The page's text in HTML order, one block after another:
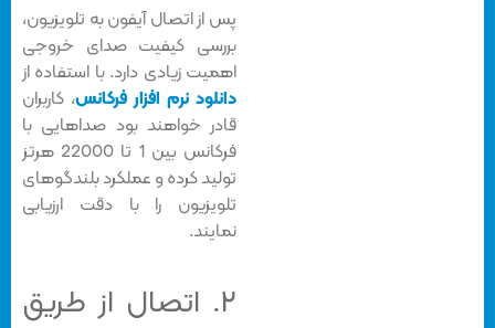
پس از اتصال آیفون به تلویزیون،
بررسی کیفیت صدای خروجی
اهمیت زیادی دارد. با استفاده از
دانلود نرم افزار فرکانس، کاربران
قادر خواهند بود صداهایی با
فرکانس بین 1 تا 22000 هرتز
تولید کرده و عملکرد بلندگوهای
تلویزیون را با دقت ارزیابی
نمایند.
۲. اتصال از طریق